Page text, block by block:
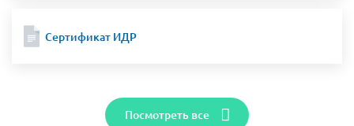
Сертификат ИДР
Посмотреть все